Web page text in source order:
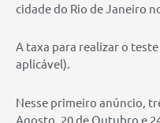
cidade do Rio de Janeiro
A taxa para realizar o teste
aplicável).
Nesse primeiro anúncio,
Agosto, 20 de Outubro e